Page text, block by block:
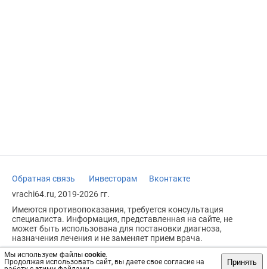
Мы используем файлы cookie.
Продолжая использовать сайт, вы даете свое согласие на
Принять
Обратная связь Инвесторам
Вконтакте
vrachi64.ru, 2019-2026 гг.
Имеются противопоказания, требуется консультация
специалиста. Информация, представленная на сайте, не
может быть использована для постановки диагноза,
назначения лечения и не заменяет прием врача.
Возрастное ограничение: 18+